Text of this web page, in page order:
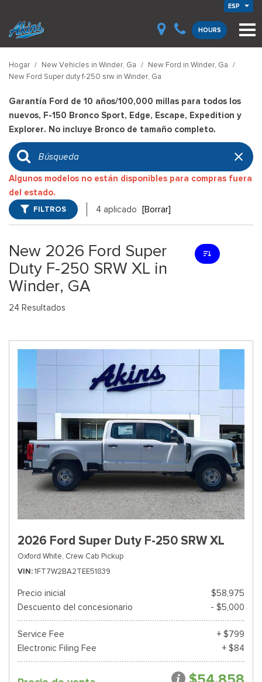
ESP
HOURS
Hogar / New Vehicles in Winder, Ga / New Ford in Winder, Ga /
New Ford Super duty f-250 srw in Winder, Ga
Garantía Ford de 10 años/100,000 millas para todos los
nuevos, F-150 Bronco Sport, Edge, Escape, Expedition y
Explorer. No incluye Bronco de tamaño completo.
Algunos modelos no están disponibles para compras fuera
del estado.
FILTROS 4 aplicado [Borrar]
New 2026 Ford Super
Duty F-250 SRW XL in
Winder, GA
24 Resultados
2026 Ford Super Duty F-250 SRW XL
Oxford White, Crew Cab Pickup
VIN 1FT7W2BA2TEE51839
Precio inicial
$58,975
Descuento del concesionario
- $5,000
Service Fee
+ $799
Electronic Filing Fee
+ $84